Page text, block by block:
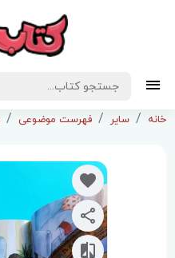
خانه سایر فهرست موضوعی